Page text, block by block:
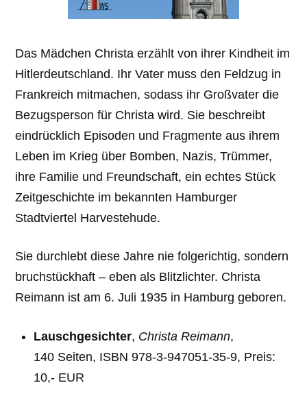
Das Mädchen Christa erzählt von ihrer Kindheit im
Hitlerdeutschland. Ihr Vater muss den Feldzug in
Frankreich mitmachen, sodass ihr Großvater die
Bezugsperson für Christa wird. Sie beschreibt
eindrücklich Episoden und Fragmente aus ihrem
Leben im Krieg über Bomben, Nazis, Trümmer,
ihre Familie und Freundschaft, ein echtes Stück
Zeitgeschichte im bekannten Hamburger
Stadtviertel Harvestehude.
Sie durchlebt diese Jahre nie folgerichtig, sondern
bruchstückhaft – eben als Blitzlichter. Christa
Reimann ist am 6. Juli 1935 in Hamburg geboren.
Lauschgesichter, Christa Reimann,
140 Seiten, ISBN 978-3-947051-35-9, Preis:
10,- EUR